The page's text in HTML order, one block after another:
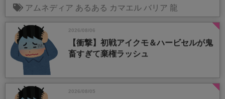
アムネディア あるある カマエル バリア 龍
2026/08/06
【衝撃】初戦アイクモ＆ハービセルが鬼
畜すぎて棄権ラッシュ
2026/08/05